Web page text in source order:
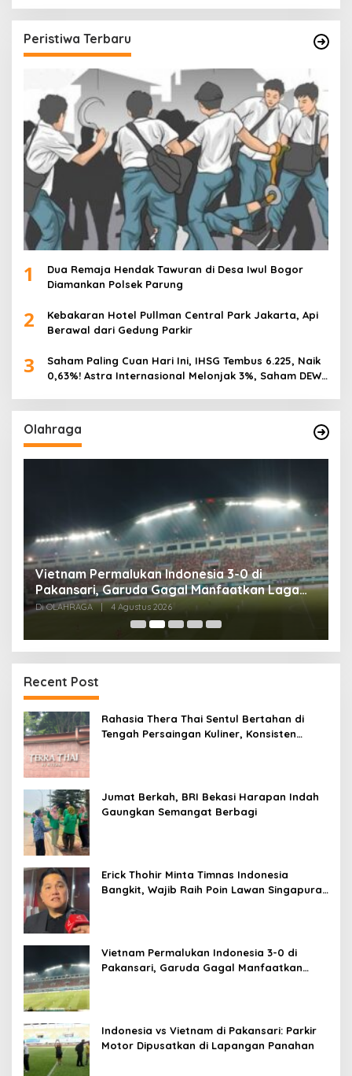
Peristiwa Terbaru
1
Dua Remaja Hendak Tawuran di Desa Iwul Bogor
Diamankan Polsek Parung
2
Kebakaran Hotel Pullman Central Park Jakarta, Api
Berawal dari Gedung Parkir
3
Saham Paling Cuan Hari Ini, IHSG Tembus 6.225, Naik
0,63%! Astra Internasional Melonjak 3%, Saham DEWA
Olahraga
Vietnam Permalukan Indonesia 3-0 di
Pakansari, Garuda Gagal Manfaatkan Laga
Kandang
Di OLAHRAGA | 4 Agustus 2026
Recent Post
Rahasia Thera Thai Sentul Bertahan di
Tengah Persaingan Kuliner, Konsisten
Jumat Berkah, BRI Bekasi Harapan Indah
Gaungkan Semangat Berbagi
Erick Thohir Minta Timnas Indonesia
Bangkit, Wajib Raih Poin Lawan Singapura
Vietnam Permalukan Indonesia 3-0 di
Pakansari, Garuda Gagal Manfaatkan
Indonesia vs Vietnam di Pakansari: Parkir
Motor Dipusatkan di Lapangan Panahan